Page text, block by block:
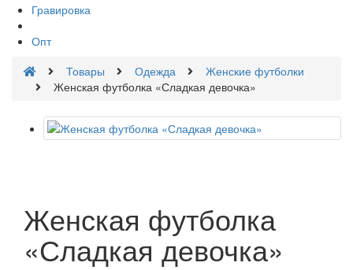
Гравировка
Опт
Товары
Одежда
Женские футболки
Женская футболка «Сладкая девочка»
Женская футболка
«Сладкая девочка»